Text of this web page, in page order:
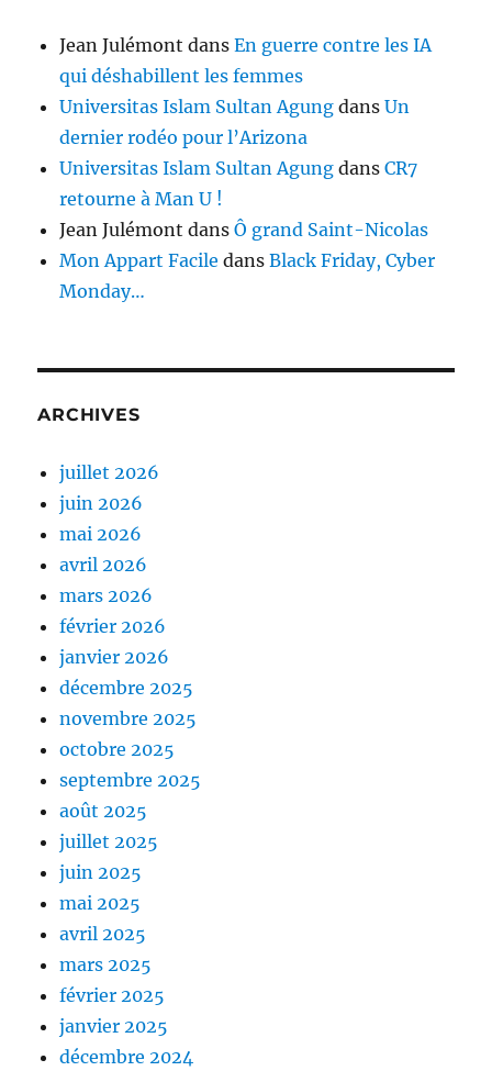
Jean Julémont dansEn guerre contre les IA
qui déshabillent les femmes
Universitas Islam Sultan Agung dansUn
dernier rodéo pour l’Arizona
Universitas Islam Sultan Agung dansCR7
retourne à Man U !
Jean Julémont dansÔ grand Saint-Nicolas
Mon Appart Facile dansBlack Friday, Cyber
Monday…
ARCHIVES
juillet 2026
juin 2026
mai 2026
avril 2026
mars 2026
février 2026
janvier 2026
décembre 2025
novembre 2025
octobre 2025
septembre 2025
août 2025
juillet 2025
juin 2025
mai 2025
avril 2025
mars 2025
février 2025
janvier 2025
décembre 2024